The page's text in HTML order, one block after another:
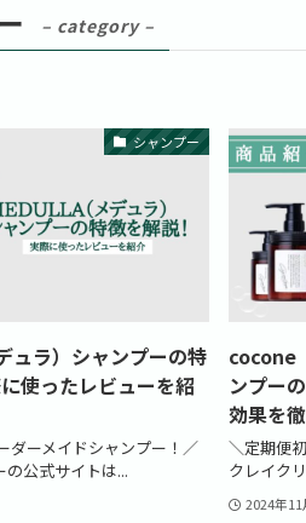
– category –
シャンプー
ュラ）シャンプーの特
使ったレビューを紹
ダーメイドシャンプー！／
公式サイトは...
cocone
ンプー
効果を
＼定期便
クレイク
2024年11